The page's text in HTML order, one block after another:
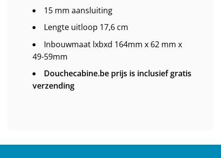
15 mm aansluiting
Lengte uitloop 17,6 cm
Inbouwmaat lxbxd 164mm x 62 mm x
49-59mm
Douchecabine.be prijs is inclusief gratis
verzending